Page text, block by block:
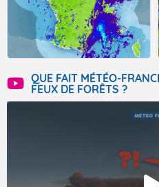
QUE FAIT MÉTÉO-
FEUX DE FORÊTS ?